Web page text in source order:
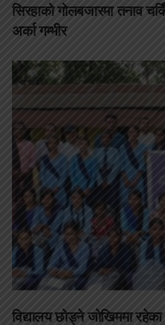
सिरहाको गोलबजारमा तनाव
अर्का गम्भीर
विद्यालय छोड्ने जोखिममा